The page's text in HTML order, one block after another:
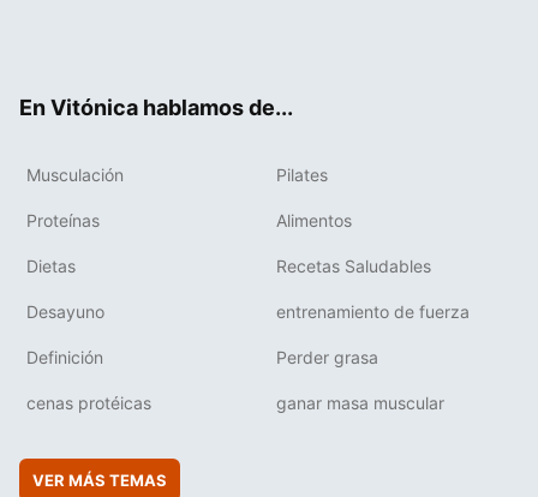
En Vitónica hablamos de...
Musculación Pilates
Proteínas Alimentos
Dietas Recetas Saludables
Desayuno entrenamiento de fuerza
Definición Perder grasa
cenas protéicas ganar masa muscular
VER MÁS TEMAS